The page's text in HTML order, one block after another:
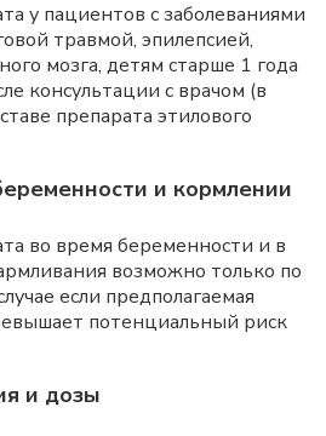
у пациентов с заболеваниями
травмой, эпилепсией,
мозга, детям старше 1 года
консультации с врачом (в
препарата этилового
и кормлении
во время беременности и в
возможно только по
если предполагаемая
потенциальный риск
и дозы